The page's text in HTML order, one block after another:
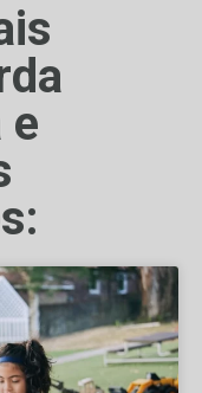
e